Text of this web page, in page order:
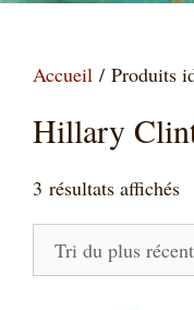
Accueil / Produits
Hillary
3 résultats affichés